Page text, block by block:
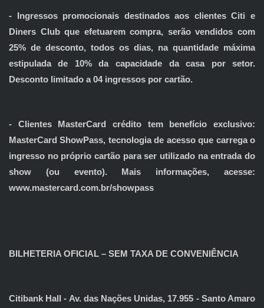
- Ingressos promocionais destinados aos clientes Citi e
Diners Club que efetuarem compra, serão vendidos com
25% de desconto, todos os dias, na quantidade máxima
estipulada de 10% da capacidade da casa por setor.
Desconto limitado a 04 ingressos por cartão.
- Clientes MasterCard crédito tem benefício exclusivo:
MasterCard ShowPass, tecnologia de acesso que carrega o
ingresso no próprio cartão para ser utilizado na entrada do
show (ou evento). Mais informações, acesse:
www.mastercard.com.br/showpass
BILHETERIA OFICIAL – SEM TAXA DE CONVENIÊNCIA
Citibank Hall - Av. das Nações Unidas, 17.955 - Santo Amaro